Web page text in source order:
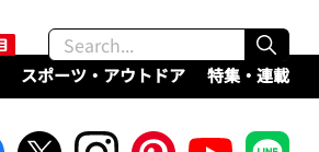
スポーツ・アウトドア 特集・連載